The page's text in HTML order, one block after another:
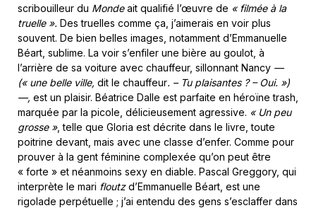
scribouilleur du Mondeait qualifié l’œuvre de « filmée à la
truelle ». Des truelles comme ça, j’aimerais en voir plus
souvent. De bien belles images, notamment d’Emmanuelle
Béart, sublime. La voir s’enfiler une bière au goulot, à
l’arrière de sa voiture avec chauffeur, sillonnant Nancy —
(« une belle ville, dit le chauffeur. – Tu plaisantes ? – Oui. »)
—, est un plaisir. Béatrice Dalle est parfaite en héroïne trash,
marquée par la picole, délicieusement agressive. « Un peu
grosse », telle que Gloria est décrite dans le livre, toute
poitrine devant, mais avec une classe d’enfer. Comme pour
prouver à la gent féminine complexée qu’on peut être
« forte » et néanmoins sexy en diable. Pascal Greggory, qui
interprète le mari floutzd’Emmanuelle Béart, est une
rigolade perpétuelle ; j’ai entendu des gens s’esclaffer dans